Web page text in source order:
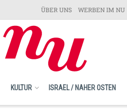
ÜBER UNS WERBEN IM NU
KULTUR ISRAEL / NAHER OSTEN